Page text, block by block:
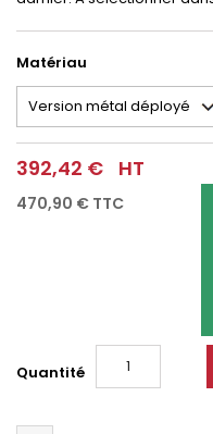
Matériau
392,42 € HT
470,90 € TTC
Quantité